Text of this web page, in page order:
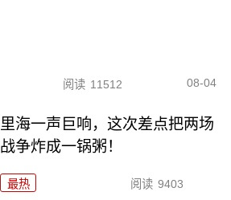
阅读 11512 08-04
里海一声巨响，这次差点把两场
战争炸成一锅粥！
最热 阅读 9403